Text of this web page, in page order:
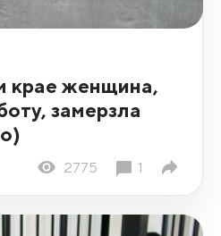
крае женщина,
замерзла
2775 1